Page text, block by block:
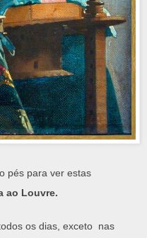
pés para ver estas
ao Louvre.
os dias, exceto nas